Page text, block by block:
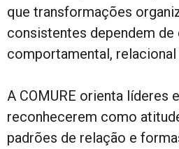
que transformações
consistentes dependem de
comportamental,
A COMURE orienta líderes
reconhecerem como
padrões de relação e